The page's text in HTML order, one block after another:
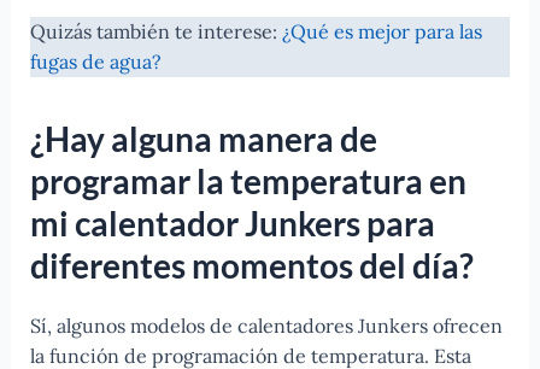
Quizás también te interese: ¿Qué es mejor para las
fugas de agua?
¿Hay alguna manera de
programar la temperatura en
mi calentador Junkers para
diferentes momentos del día?
Sí, algunos modelos de calentadores Junkers ofrecen
la función de programación de temperatura. Esta